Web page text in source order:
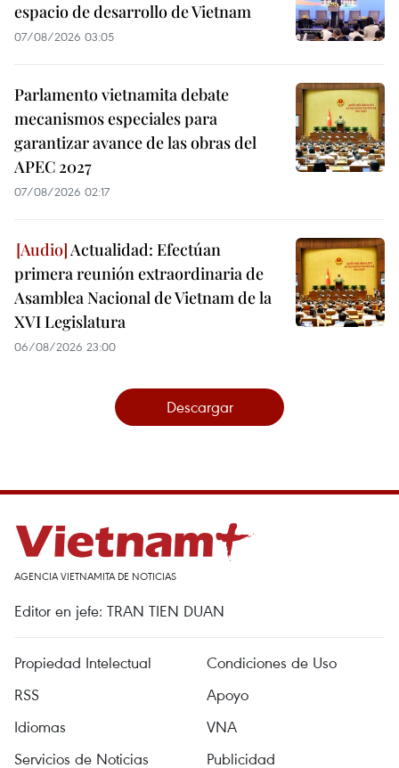
espacio de desarrollo de Vietnam
07/08/2026 03:05
Parlamento vietnamita debate
mecanismos especiales para
garantizar avance de las obras del
APEC 2027
07/08/2026 02:17
Actualidad: Efectúan
primera reunión extraordinaria de
Asamblea Nacional de Vietnam de la
XVI Legislatura
06/08/2026 23:00
Descargar
AGENCIA VIETNAMITA DE NOTICIAS
Editor en jefe: TRAN TIEN DUAN
Propiedad Intelectual
Condiciones de Uso
RSS
Apoyo
Idiomas
VNA
Servicios de Noticias
Publicidad